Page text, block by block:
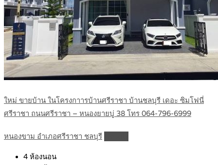
ใหม่ ขายบ้าน ในโครงกาารบ้านศรีราชา บ้านชลบุรี เดอะ ซิมโฟนี่
ศรีราชา ถนนศรีราชา – หนองยายบู่ 38 โทร 064-796-6999
หนองขาม อำเภอศรีราชา ชลบุรี
4 ห้องนอน